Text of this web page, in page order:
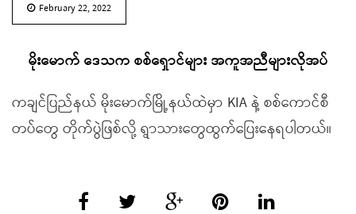
February 22, 2022
မိုးမောက် ဒေသက စစ်ရှောင်များ အကူအညီများလိုအပ်
ကချင်ပြည်နယ် မိုးမောက်မြို့နယ်ထဲမှာ KIA နဲ့ စစ်ကောင်စီ
တပ်တွေ တိုက်ပွဲဖြစ်လို့ ရွာသားတွေထွက်ပြေးနေရပါတယ်။